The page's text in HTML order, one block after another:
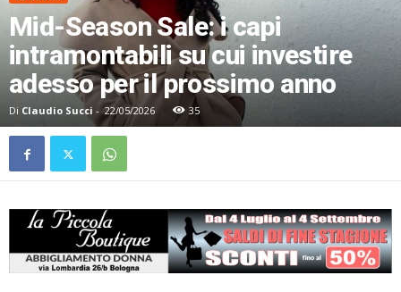
Mid-Season Sale: i capi
intramontabili su cui investire
adesso per il prossimo anno
Di Claudio Succi - 22/05/2026 35